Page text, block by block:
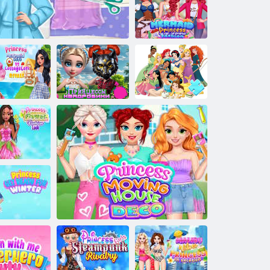
Impermeabile fai da te
Shopping per
ragazze ricche
Sirena
principessa tutto
l'anno intorno
alla moda
Cottage
contro i
Sirena
Core
Principesse di
Quadrobica
Puzzle:
Principesse
Disney
alla moda
fiori da
si
per
l'inverno